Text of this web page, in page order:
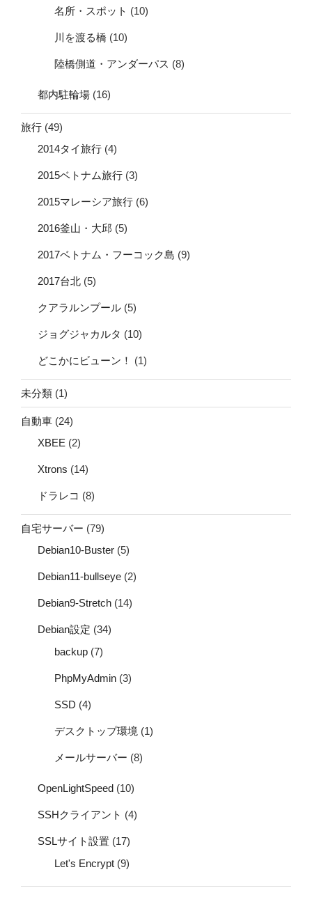
名所・スポット (10)
川を渡る橋 (10)
陸橋側道・アンダーパス (8)
都内駐輪場 (16)
旅行 (49)
2014タイ旅行 (4)
2015ベトナム旅行 (3)
2015マレーシア旅行 (6)
2016釜山・大邱 (5)
2017ベトナム・フーコック島 (9)
2017台北 (5)
クアラルンプール (5)
ジョグジャカルタ (10)
どこかにビューン！ (1)
未分類 (1)
自動車 (24)
XBEE (2)
Xtrons (14)
ドラレコ (8)
自宅サーバー (79)
Debian10-Buster (5)
Debian11-bullseye (2)
Debian9-Stretch (14)
Debian設定 (34)
backup (7)
PhpMyAdmin (3)
SSD (4)
デスクトップ環境 (1)
メールサーバー (8)
OpenLightSpeed (10)
SSHクライアント (4)
SSLサイト設置 (17)
Let's Encrypt (9)